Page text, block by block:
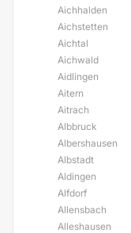
Aichhalden
Aichstetten
Aichtal
Aichwald
Aidlingen
Aitern
Aitrach
Albbruck
Albershausen
Albstadt
Aldingen
Alfdorf
Allensbach
Alleshausen